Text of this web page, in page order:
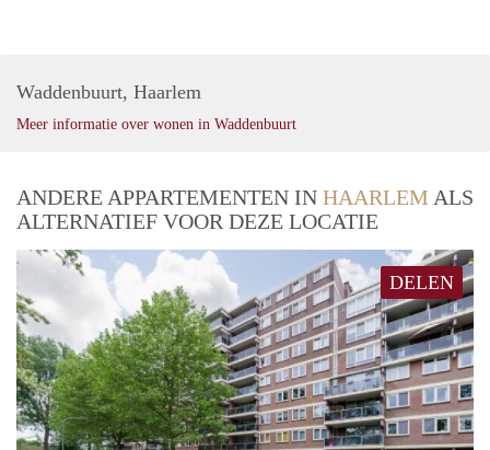
Waddenbuurt, Haarlem
Meer informatie over wonen in Waddenbuurt
ANDERE APPARTEMENTEN IN HAARLEM ALS
ALTERNATIEF VOOR DEZE LOCATIE
DELEN